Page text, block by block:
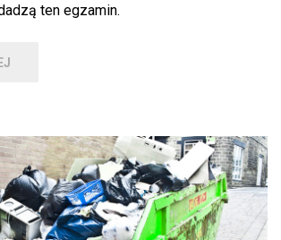
ten egzamin.